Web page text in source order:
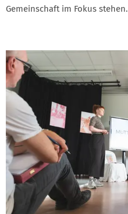
Gemeinschaft im Fokus stehen.